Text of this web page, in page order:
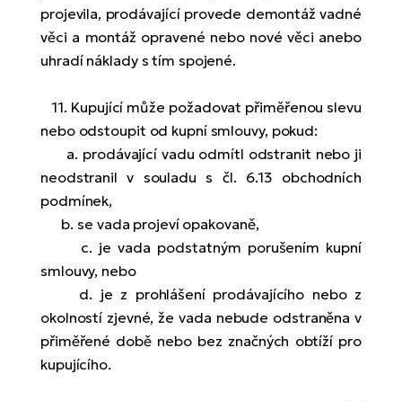
projevila, prodávající provede demontáž vadné
věci a montáž opravené nebo nové věci anebo
uhradí náklady s tím spojené.
11. Kupující může požadovat přiměřenou slevu
nebo odstoupit od kupní smlouvy, pokud:
a. prodávající vadu odmítl odstranit nebo ji
neodstranil v souladu s čl. 6.13 obchodních
podmínek,
b. se vada projeví opakovaně,
c. je vada podstatným porušením kupní
smlouvy, nebo
d. je z prohlášení prodávajícího nebo z
okolností zjevné, že vada nebude odstraněna v
přiměřené době nebo bez značných obtíží pro
kupujícího.